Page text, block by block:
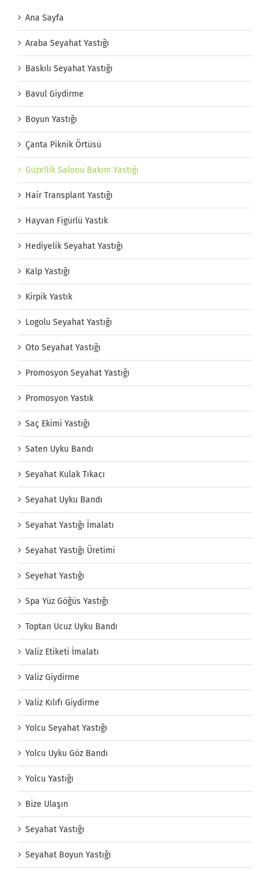
Ana Sayfa
Araba Seyahat Yastığı
Baskılı Seyahat Yastığı
Bavul Giydirme
Boyun Yastığı
Çanta Piknik Örtüsü
Güzellik Salonu Bakım Yastığı
Hair Transplant Yastığı
Hayvan Figürlü Yastık
Hediyelik Seyahat Yastığı
Kalp Yastığı
Kirpik Yastık
Logolu Seyahat Yastığı
Oto Seyahat Yastığı
Promosyon Seyahat Yastığı
Promosyon Yastık
Saç Ekimi Yastığı
Saten Uyku Bandı
Seyahat Kulak Tıkacı
Seyahat Uyku Bandı
Seyahat Yastığı İmalatı
Seyahat Yastığı Üretimi
Seyehat Yastığı
Spa Yüz Göğüs Yastığı
Toptan Ucuz Uyku Bandı
Valiz Etiketi İmalatı
Valiz Giydirme
Valiz Kılıfı Giydirme
Yolcu Seyahat Yastığı
Yolcu Uyku Göz Bandı
Yolcu Yastığı
Bize Ulaşın
Seyahat Yastığı
Seyahat Boyun Yastığı